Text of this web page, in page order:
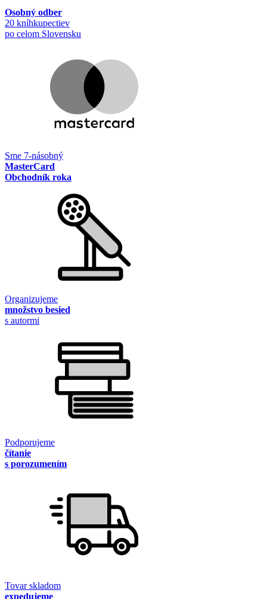
Osobný odber
20 kníhkupectiev
po celom Slovensku
Sme 7-násobný
MasterCard
Obchodník roka
Organizujeme
množstvo besied
s autormi
Podporujeme
čítanie
s porozumením
Tovar skladom
expedujeme